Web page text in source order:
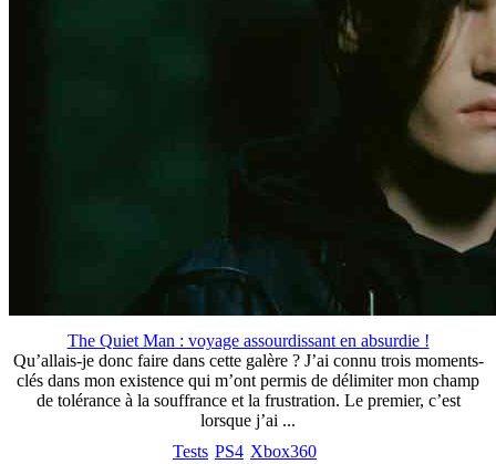
The Quiet Man : voyage assourdissant en absurdie !
Qu’allais-je donc faire dans cette galère ? J’ai connu trois moments-
clés dans mon existence qui m’ont permis de délimiter mon champ
de tolérance à la souffrance et la frustration. Le premier, c’est
lorsque j’ai ...
Tests PS4 Xbox360